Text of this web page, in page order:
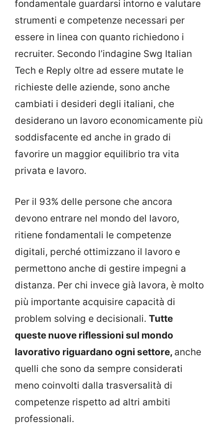
fondamentale guardarsi intorno e valutare
strumenti e competenze necessari per
essere in linea con quanto richiedono i
recruiter. Secondo l’indagine Swg Italian
Tech e Reply oltre ad essere mutate le
richieste delle aziende, sono anche
cambiati i desideri degli italiani, che
desiderano un lavoro economicamente più
soddisfacente ed anche in grado di
favorire un maggior equilibrio tra vita
privata e lavoro.
Per il 93% delle persone che ancora
devono entrare nel mondo del lavoro,
ritiene fondamentali le competenze
digitali, perché ottimizzano il lavoro e
permettono anche di gestire impegni a
distanza. Per chi invece già lavora, è molto
più importante acquisire capacità di
problem solving e decisionali. Tutte
queste nuove riflessioni sul mondo
lavorativo riguardano ogni settore, anche
quelli che sono da sempre considerati
meno coinvolti dalla trasversalità di
competenze rispetto ad altri ambiti
professionali.